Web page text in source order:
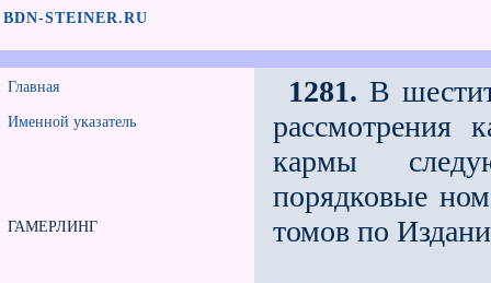
BDN-STEINER.RU
Главная
Именной указатель
ГАМЕРЛИНГ
1281. В
рассмотрения
кармы
порядковые
томов по